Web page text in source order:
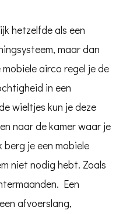
hetzelfde als een
maar dan
airco regel je de
in een
wieltjes kun je deze
naar de kamer waar je
je een mobiele
niet nodig hebt. Zoals
Een
afvoerslang,